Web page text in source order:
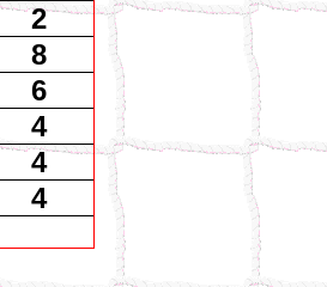
2
8
6
4
4
4